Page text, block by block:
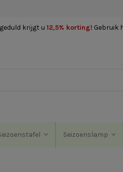
krijgt u 12,5% korting! Gebruik
Seizoenslamp